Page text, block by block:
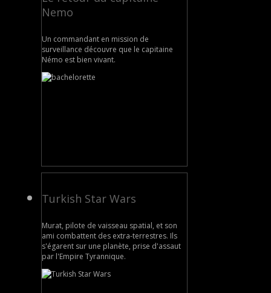
Nemo
Un commandant en mission de
surveillance découvre que le capitaine
Némo est bien vivant.
Turkish Star Wars
Murat, pilote de vaisseau spatial, et son
ami combattent des extra-terrestres. Ils
s'égarent sur une planète, prise d'assaut
par l'Empire Tyrannique.